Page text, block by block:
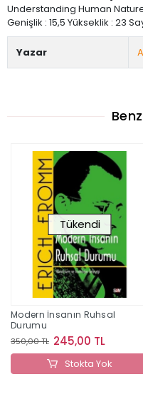
Understanding Human Nature
Genişlik : 15,5 Yükseklik : 23
Yazar
Tükendi
Modern İnsanın Ruhsal
Durumu
350,00 TL 245,00 TL
Stokta Yok